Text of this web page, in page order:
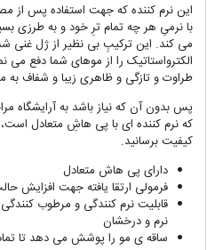
این نرم کننده که جهت استفاده پس از
با نرمیِ هر چه تمام ترِ خود و به طرزی
می کند. این ترکیبِ بی نظیر از ژل غنی
الکترواستاتیک را از موهای شما دفع می
طراوت و تازگی و ظاهری زیبا و شفاف
پس بدون آن که نیاز باشد به آرایشگاه
که نرم کننده ای با پی هاشِ متعادل
کیفیت برسانید.
دارای پی هاش متعادل
فرمولی ارتقا یافته جهت افزایش
قابلیت نرم کنندگی و مرطوب
نرم و درخشان
ساقه ی مو را پوشش می دهد تا تمام